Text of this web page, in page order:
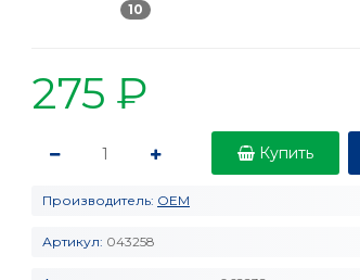
10
275 ₽
Купить
Производитель: OEM
Артикул: 043258